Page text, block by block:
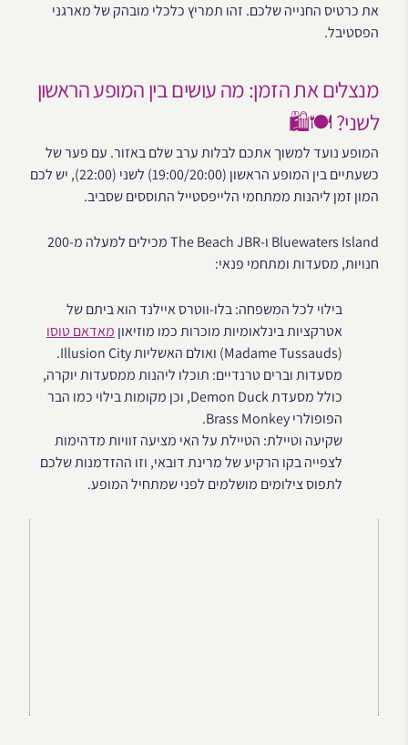
את כרטיס החנייה שלכם. זהו תמריץ כלכלי מובהק של מארגני
הפסטיבל.
מנצלים את הזמן: מה עושים בין המופע הראשון
לשני? 🍽️🛍️
המופע נועד למשוך אתכם לבלות ערב שלם באזור. עם פער של
כשעתיים בין המופע הראשון (19:00/20:00) לשני (22:00), יש לכם
המון זמן ליהנות ממתחמי הלייפסטייל התוססים שסביב.
Bluewaters Island ו-The Beach JBR מכילים למעלה מ-200
חנויות, מסעדות ומתחמי פנאי:
בילוי לכל המשפחה: בלו-ווטרס איילנד הוא ביתם של
אטרקציות בינלאומיות מוכרות כמו מוזיאון מאדאם טוסו
(Madame Tussauds) ואולם האשליות Illusion City.
מסעדות וברים טרנדיים: תוכלו ליהנות ממסעדות יוקרה,
כולל מסעדת Demon Duck, וכן מקומות בילוי כמו הבר
הפופולרי Brass Monkey.
שקיעה וטיילת: הטיילת על האי מציעה זוויות מדהימות
לצפייה בקו הרקיע של מרינת דובאי, וזו ההזדמנות שלכם
לתפוס צילומים מושלמים לפני שמתחיל המופע.